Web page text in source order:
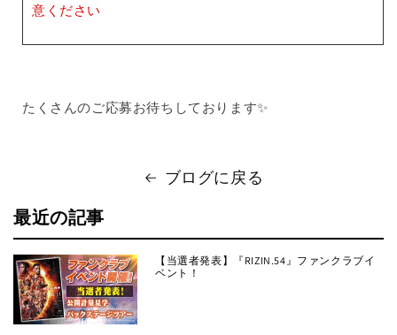
意ください
たくさんのご応募お待ちしております✨
ブログに戻る
最近の記事
【当選者発表】『RIZIN.54』ファンクラブイ
ベント！